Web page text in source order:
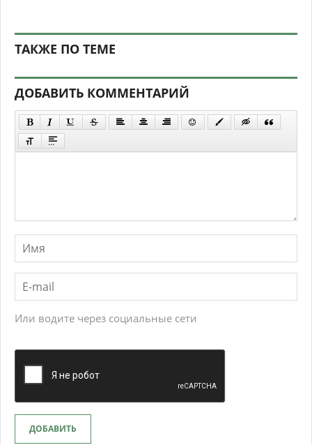
ТАКЖЕ ПО ТЕМЕ
ДОБАВИТЬ КОММЕНТАРИЙ
Или водите через социальные сети
ДОБАВИТЬ